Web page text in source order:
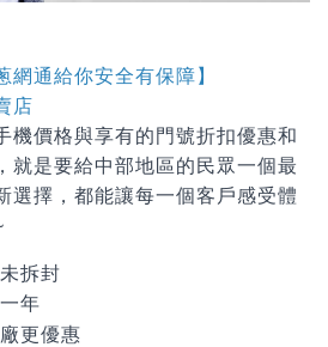
網通給你安全有保障】
店
機價格與享有的門號折扣優惠和
就是要給中部地區的民眾一個最
選擇，都能讓每一個客戶感受體
拆封
年
更優惠